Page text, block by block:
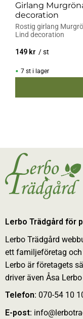
Girlang
decoration
Rostig girlang
Lind decoration
149 kr /st
7 st i lager
Lerbo Trädgård för
Lerbo Trädgård
ett familjeföretag och
Lerbo är företagets
driver även Åsa
Telefon: 070-54 10
E-post: